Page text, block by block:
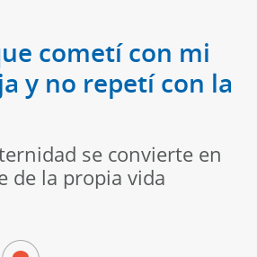
cometí con mi
y no repetí con la
se convierte en
de la propia vida